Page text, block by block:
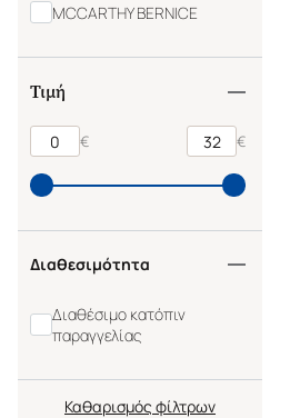
MCCARTHY BERNICE
Τιμή
€ €
Διαθεσιμότητα
Διαθέσιμο κατόπιν
παραγγελίας
Καθαρισμός